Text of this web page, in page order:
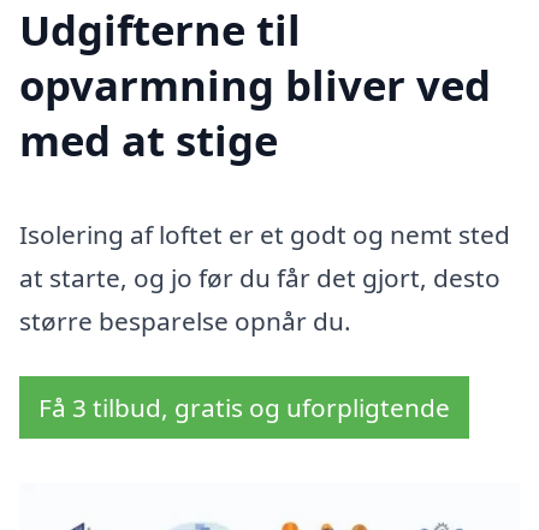
Udgifterne til
opvarmning bliver ved
med at stige
Isolering af loftet er et godt og nemt sted
at starte, og jo før du får det gjort, desto
større besparelse opnår du.
Få 3 tilbud, gratis og uforpligtende